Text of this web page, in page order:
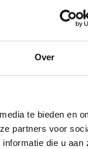
Over
te bieden en
partners voor
die u aan